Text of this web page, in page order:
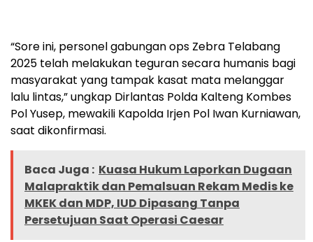
“Sore ini, personel gabungan ops Zebra Telabang
2025 telah melakukan teguran secara humanis bagi
masyarakat yang tampak kasat mata melanggar
lalu lintas,” ungkap Dirlantas Polda Kalteng Kombes
Pol Yusep, mewakili Kapolda Irjen Pol Iwan Kurniawan,
saat dikonfirmasi.
Baca Juga : Kuasa Hukum Laporkan Dugaan
Malapraktik dan Pemalsuan Rekam Medis ke
MKEK dan MDP, IUD Dipasang Tanpa
Persetujuan Saat Operasi Caesar